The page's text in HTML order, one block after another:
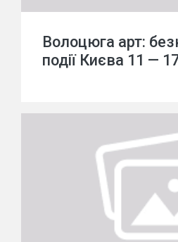
Волоцюга арт:
події Києва 11 —